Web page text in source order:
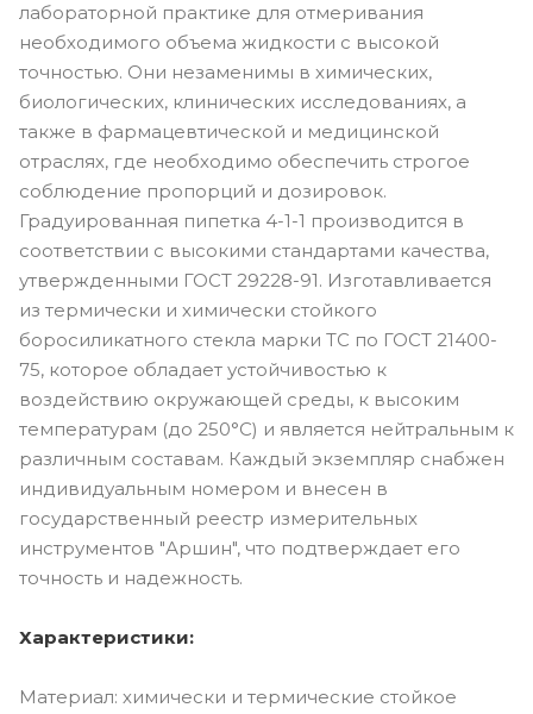
лабораторной практике для отмеривания
необходимого объема жидкости с высокой
точностью. Они незаменимы в химических,
биологических, клинических исследованиях, а
также в фармацевтической и медицинской
отраслях, где необходимо обеспечить строгое
соблюдение пропорций и дозировок.
Градуированная пипетка 4-1-1 производится в
соответствии с высокими стандартами качества,
утвержденными ГОСТ 29228-91. Изготавливается
из термически и химически стойкого
боросиликатного стекла марки ТС по ГОСТ 21400-
75, которое обладает устойчивостью к
воздействию окружающей среды, к высоким
температурам (до 250°C) и является нейтральным к
различным составам. Каждый экземпляр снабжен
индивидуальным номером и внесен в
государственный реестр измерительных
инструментов "Аршин", что подтверждает его
точность и надежность.
Характеристики:
Материал: химически и термические стойкое